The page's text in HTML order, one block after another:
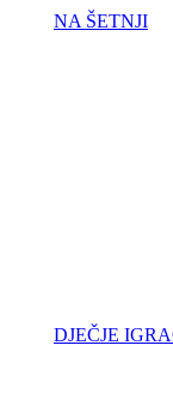
NA ŠETNJI
DJEČJE